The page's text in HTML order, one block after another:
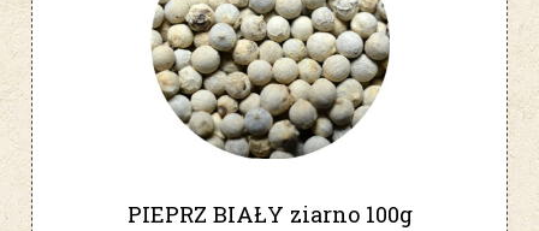
PIEPRZ BIAŁY ziarno 100g